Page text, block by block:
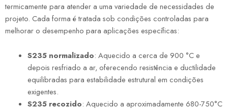
termicamente para atender a uma variedade de necessidades de
projeto. Cada forma é tratada sob condições controladas para
melhorar o desempenho para aplicações específicas:
S235 normalizado: Aquecido a cerca de 900 °C e
depois resfriado a ar, oferecendo resistência e ductilidade
equilibradas para estabilidade estrutural em condições
exigentes.
S235 recozido: Aquecido a aproximadamente 680-750°C